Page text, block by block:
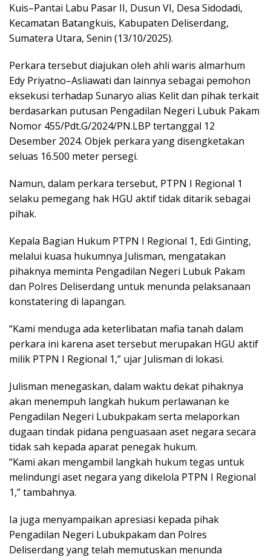
Kuis–Pantai Labu Pasar II, Dusun VI, Desa Sidodadi,
Kecamatan Batangkuis, Kabupaten Deliserdang,
Sumatera Utara, Senin (13/10/2025).
Perkara tersebut diajukan oleh ahli waris almarhum
Edy Priyatno–Asliawati dan lainnya sebagai pemohon
eksekusi terhadap Sunaryo alias Kelit dan pihak terkait
berdasarkan putusan Pengadilan Negeri Lubuk Pakam
Nomor 455/Pdt.G/2024/PN.LBP tertanggal 12
Desember 2024. Objek perkara yang disengketakan
seluas 16.500 meter persegi.
Namun, dalam perkara tersebut, PTPN I Regional 1
selaku pemegang hak HGU aktif tidak ditarik sebagai
pihak.
Kepala Bagian Hukum PTPN I Regional 1, Edi Ginting,
melalui kuasa hukumnya Julisman, mengatakan
pihaknya meminta Pengadilan Negeri Lubuk Pakam
dan Polres Deliserdang untuk menunda pelaksanaan
konstatering di lapangan.
“Kami menduga ada keterlibatan mafia tanah dalam
perkara ini karena aset tersebut merupakan HGU aktif
milik PTPN I Regional 1,” ujar Julisman di lokasi.
Julisman menegaskan, dalam waktu dekat pihaknya
akan menempuh langkah hukum perlawanan ke
Pengadilan Negeri Lubukpakam serta melaporkan
dugaan tindak pidana penguasaan aset negara secara
tidak sah kepada aparat penegak hukum.
“Kami akan mengambil langkah hukum tegas untuk
melindungi aset negara yang dikelola PTPN I Regional
1,” tambahnya.
Ia juga menyampaikan apresiasi kepada pihak
Pengadilan Negeri Lubukpakam dan Polres
Deliserdang yang telah memutuskan menunda